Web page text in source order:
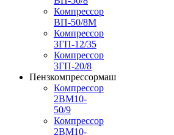
Компрессор
ВП-50/8М
Компрессор
3ГП-12/35
Компрессор
3ГП-20/8
Пензкомпрессормаш
Компрессор
2ВМ10-
50/9
Компрессор
2ВМ10-